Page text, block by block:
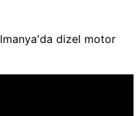
dizel motor